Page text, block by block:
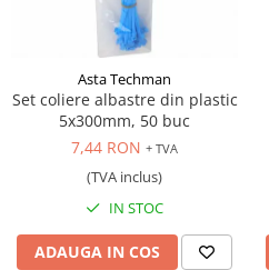
Antrenor articulat si culisant
Ciocan, levier, dalti si dornuri
Cleste si set clesti
Clicheti
Perie de sarma
Prese si extractoare
Reparat filete
Scule camioane
Scule diverse mecanica
Asta Techman
Set coliere albastre din plastic
5x300mm, 50 buc
7,44 RON + TVA
(TVA inclus)
IN STOC
ADAUGA IN COS